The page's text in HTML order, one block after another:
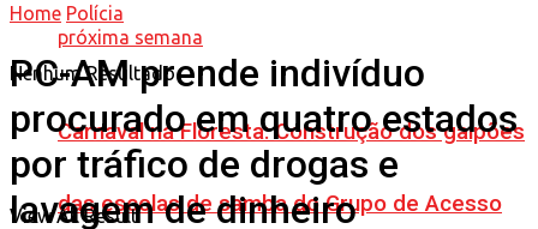
Carnaval na Floresta: Construção dos galpões
das escolas de samba do Grupo de Acesso
Nenhum Resultado
View All Result
Home Polícia
PC-AM prende indivíduo
procurado em quatro estados
por tráfico de drogas e
lavagem de dinheiro